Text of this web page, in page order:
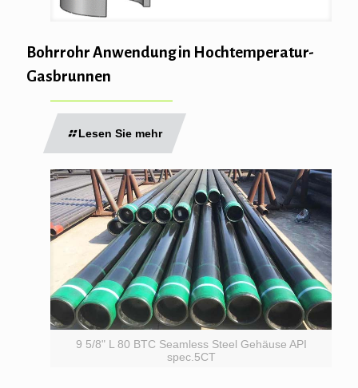
Bohrrohr Anwendung in Hochtemperatur-
Gasbrunnen
Lesen Sie mehr
9 5/8" L 80 BTC Seamless Steel Gehäuse API
spec.5CT